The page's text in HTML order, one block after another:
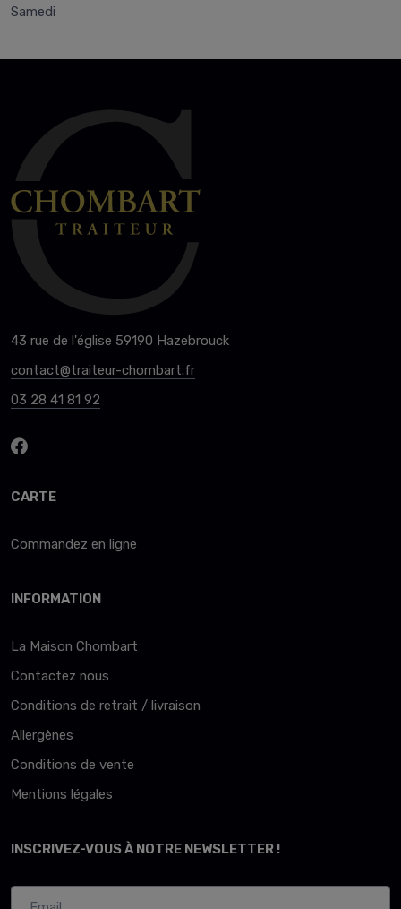
Samedi
43 rue de l'église 59190 Hazebrouck
contact@traiteur-chombart.fr
03 28 41 81 92
CARTE
Commandez en ligne
INFORMATION
La Maison Chombart
Contactez nous
Conditions de retrait / livraison
Allergènes
Conditions de vente
Mentions légales
INSCRIVEZ-VOUS À NOTRE NEWSLETTER !